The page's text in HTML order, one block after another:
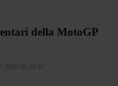
della MotoGP
2026 00:30:42